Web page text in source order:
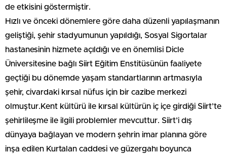
de etkisini göstermiştir.
Hızlı ve önceki dönemlere göre daha düzenli yapılaşmanın
geliştiği, şehir stadyumunun yapıldığı, Sosyal Sigortalar
hastanesinin hizmete açıldığı ve en önemlisi Dicle
Üniversitesine bağlı Siirt Eğitim Enstitüsünün faaliyete
geçtiği bu dönemde yaşam standartlarının artmasıyla
şehir, civardaki kırsal nüfus için bir cazibe merkezi
olmuştur.Kent kültürü ile kırsal kültürün iç içe girdiği Siirt’te
şehirlileşme ile ilgili problemler mevcuttur. Siirt’i dış
dünyaya bağlayan ve modern şehrin imar planına göre
inşa edilen Kurtalan caddesi ve güzergahı boyunca